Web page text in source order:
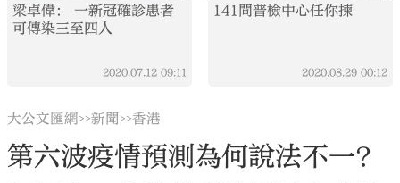
梁卓偉： 一新冠確診患者
可傳染三至四人
2020.07.12 09:11
141間普檢中心任你揀
2020.08.29 00:12
大公文匯網>>新聞>>香港
第六波疫情預測為何說法不一？